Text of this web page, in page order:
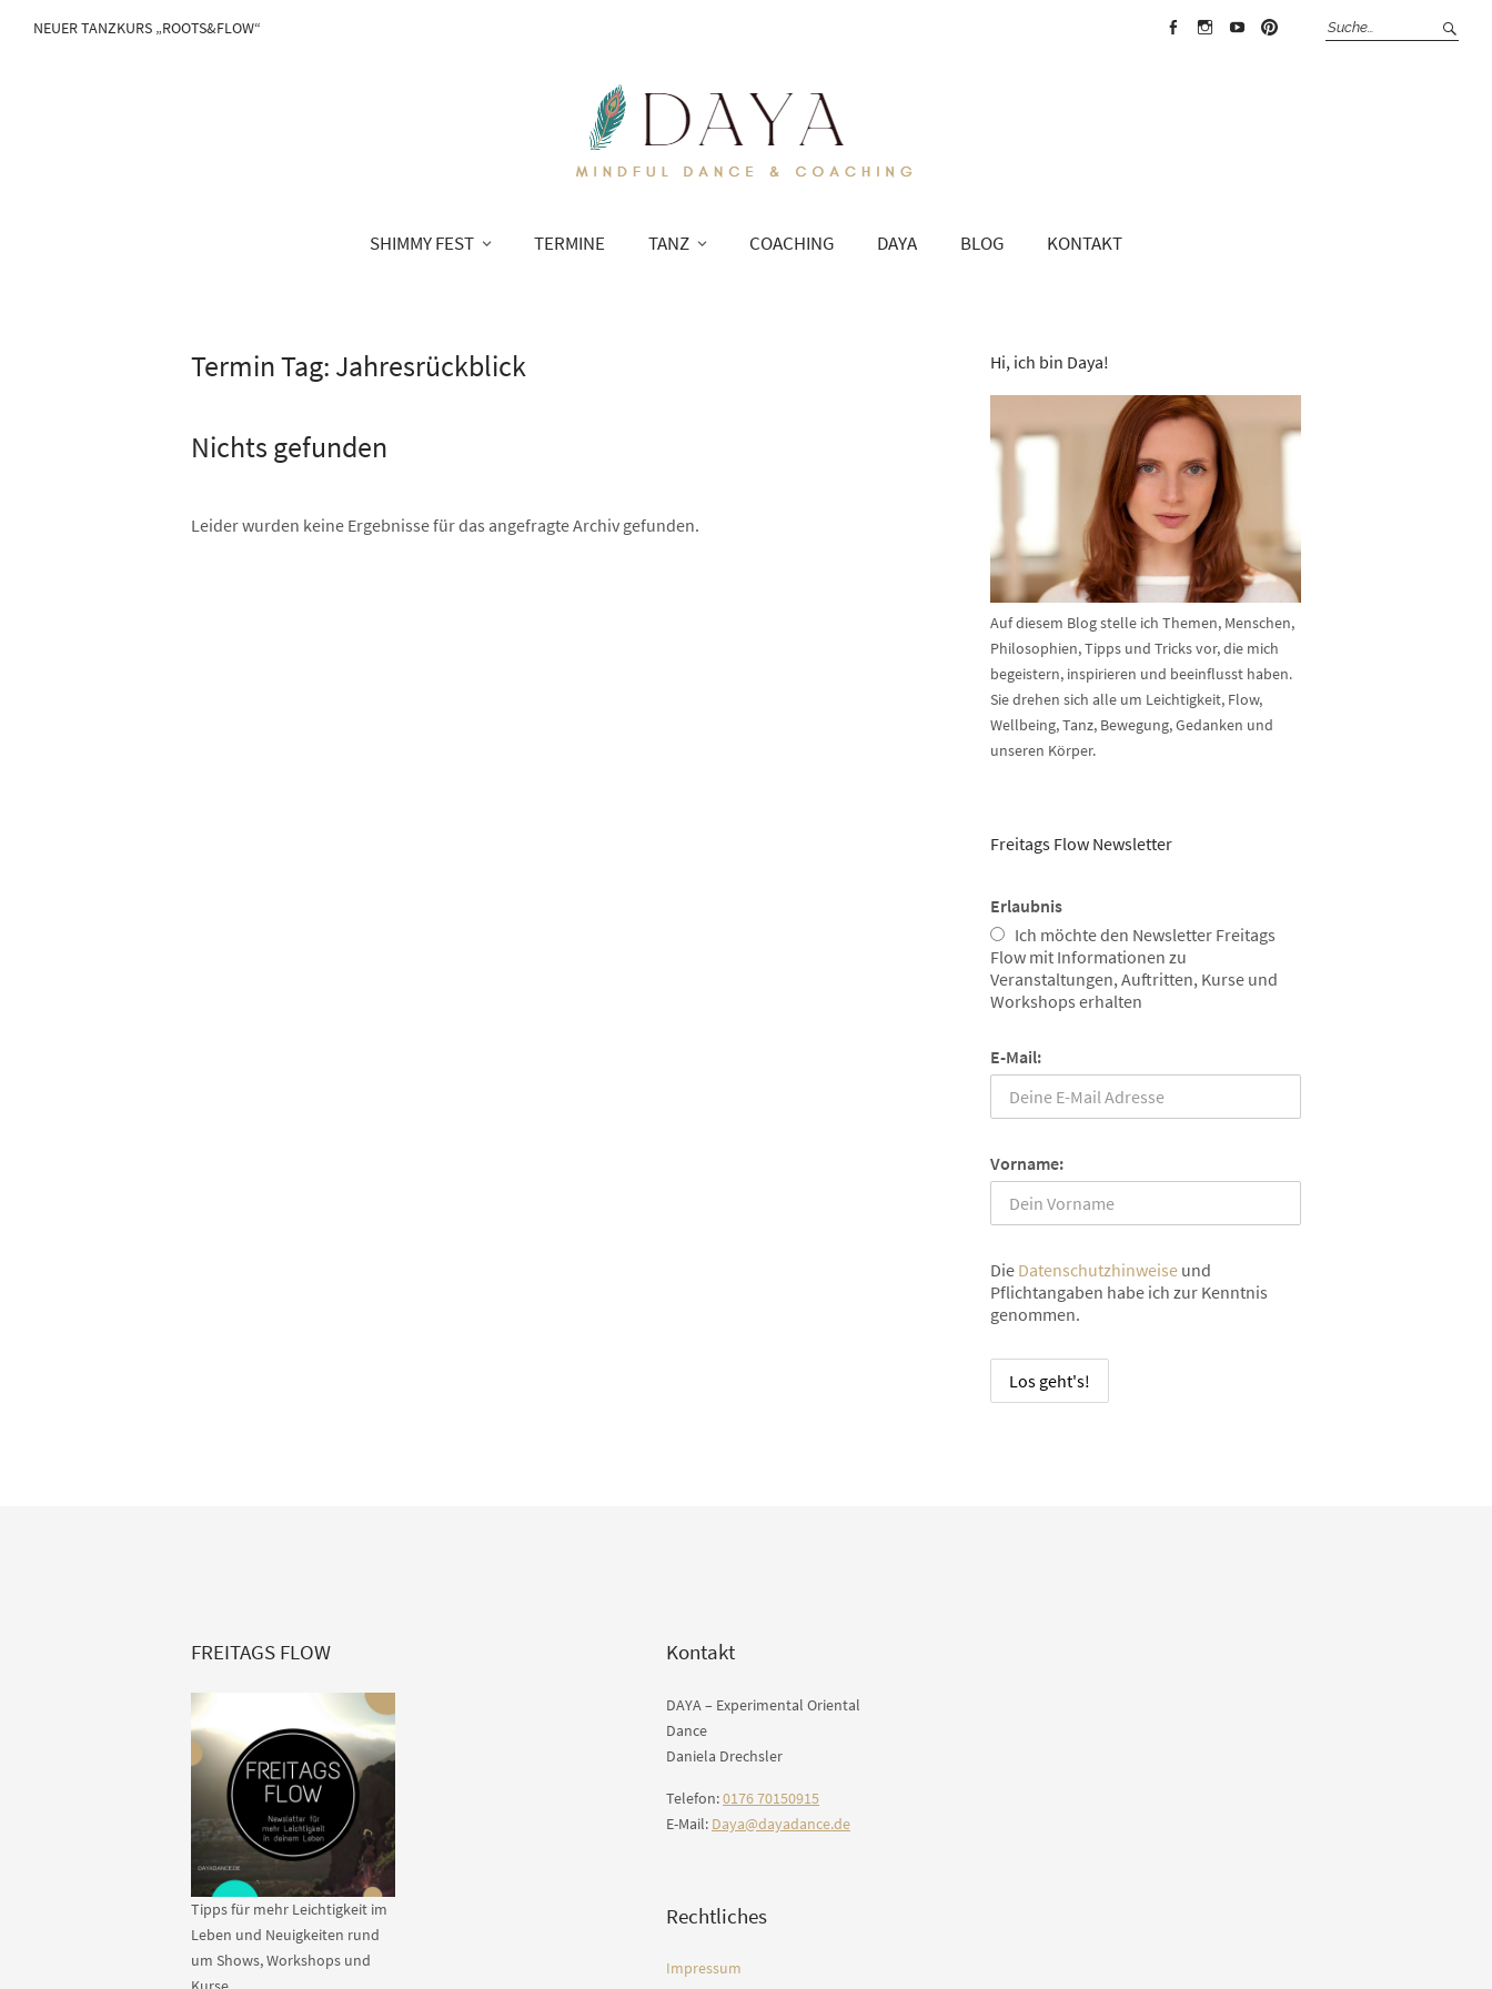
NEUER TANZKURS „ROOTS&FLOW“
SHIMMY FEST TERMINE TANZ COACHING DAYA BLOG KONTAKT
Termin Tag: Jahresrückblick
Nichts gefunden
Leider wurden keine Ergebnisse für das angefragte Archiv gefunden.
Hi, ich bin Daya!
Auf diesem Blog stelle ich Themen, Menschen,
Philosophien, Tipps und Tricks vor, die mich
begeistern, inspirieren und beeinflusst haben.
Sie drehen sich alle um Leichtigkeit, Flow,
Wellbeing, Tanz, Bewegung, Gedanken und
unseren Körper.
Freitags Flow Newsletter
Erlaubnis
Ich möchte den Newsletter Freitags
Flow mit Informationen zu
Veranstaltungen, Auftritten, Kurse und
Workshops erhalten
E-Mail:
Vorname:
Die Datenschutzhinweise und
Pflichtangaben habe ich zur Kenntnis
genommen.
FREITAGS FLOW
Tipps für mehr Leichtigkeit im
Leben und Neuigkeiten rund
um Shows, Workshops und
Kontakt
DAYA – Experimental Oriental
Dance
Daniela Drechsler
Telefon:0176 70150915
E-Mail: Daya@dayadance.de
Rechtliches
Impressum